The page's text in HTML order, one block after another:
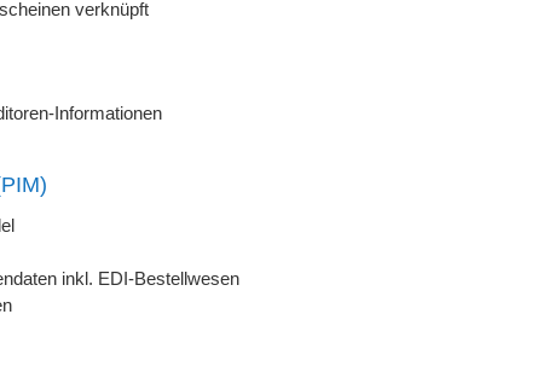
verknüpft
Informationen
inkl. EDI-Bestellwesen